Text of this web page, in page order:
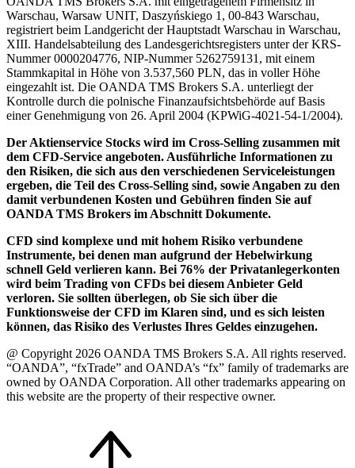
Warschau, Warsaw UNIT, Daszyńskiego 1, 00-843 Warschau,
registriert beim Landgericht der Hauptstadt Warschau in Warschau,
XIII. Handelsabteilung des Landesgerichtsregisters unter der KRS-
Nummer 0000204776, NIP-Nummer 5262759131, mit einem
Stammkapital in Höhe von 3.537,560 PLN, das in voller Höhe
eingezahlt ist. Die OANDA TMS Brokers S.A. unterliegt der
Kontrolle durch die polnische Finanzaufsichtsbehörde auf Basis
einer Genehmigung von 26. April 2004 (KPWiG-4021-54-1/2004).
Der Aktienservice Stocks wird im Cross-Selling zusammen mit
dem CFD-Service angeboten. Ausführliche Informationen zu
den Risiken, die sich aus den verschiedenen Serviceleistungen
ergeben, die Teil des Cross-Selling sind, sowie Angaben zu den
damit verbundenen Kosten und Gebühren finden Sie auf
OANDA TMS Brokers im Abschnitt Dokumente.
CFD sind komplexe und mit hohem Risiko verbundene
Instrumente, bei denen man aufgrund der Hebelwirkung
schnell Geld verlieren kann. Bei 76% der Privatanlegerkonten
wird beim Trading von CFDs bei diesem Anbieter Geld
verloren. Sie sollten überlegen, ob Sie sich über die
Funktionsweise der CFD im Klaren sind, und es sich leisten
können, das Risiko des Verlustes Ihres Geldes einzugehen.
@ Copyright 2026 OANDA TMS Brokers S.A. All rights reserved.
“OANDA”, “fxTrade” and OANDA’s “fx” family of trademarks are
owned by OANDA Corporation. All other trademarks appearing on
this website are the property of their respective owner.